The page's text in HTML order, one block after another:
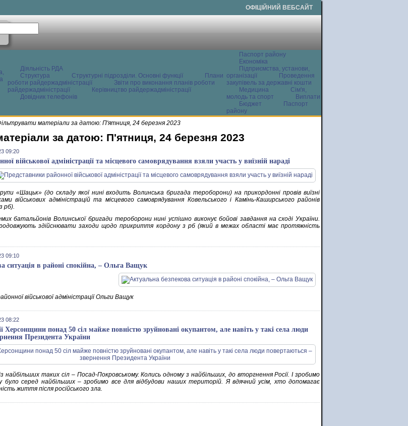
ОФІЦІЙНИЙ ВЕБСАЙТ
Діяльність РДА
Структура
Структурні підрозділи. Основні функції
Плани
роботи райдержадміністрації
Звіти про виконання планів роботи
райдержадміністрації
Керівництво райдержадміністрації
Довідник телефонів
Паспорт району
Економіка
Підприємства, установи,
організації
Проведення
закупівель за державні кошти
Медицина
Сім'я,
молодь та спорт
Виплати
Бюджет
Паспорт
району
матеріали за датою: П'ятниця, 24 березня 2023
за датою: П'ятниця, 24 березня 2023
09:20
військової адміністрації та місцевого самоврядування взяли участь у виїзній нараді
«Шацьк» (до складу якої нині входить Волинська бригада тероборони) на прикордонні провів виїзні
військових адміністрацій та місцевого самоврядування Ковельського і Камінь-Каширського районів
рб).
батальйонів Волинської бригади тероборони нині успішно виконує бойові завдання на сході України.
здійснювати заходи щодо прикриття кордону з рб (який в межах області має протяжність
09:10
ситуація в районі спокійна, – Ольга Ващук
військової адміністрації Ольги Ващук
08:22
Херсонщини понад 50 сіл майже повністю зруйновані окупантом, але навіть у такі села люди
Президента України
найбільших таких сіл – Посад-Покровському. Колись одному з найбільших, до вторгнення Росії. І зробимо
було серед найбільших – зробимо все для відбудови наших територій. Я вдячний усім, хто допомагає
життя після російського зла.